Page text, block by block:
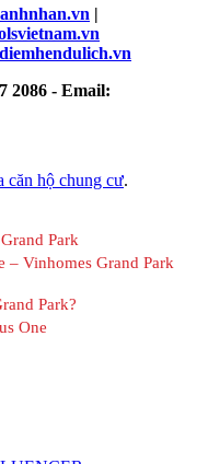
|
diemhendulich.vn
2086 - Email:
căn hộ chung cư.
Park
– Vinhomes Grand Park
Park?
One